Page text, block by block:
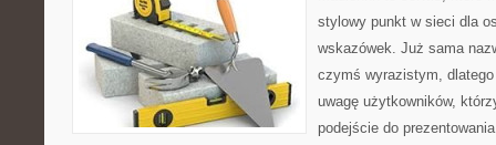
stylowy punkt w sieci dla
wskazówek. Już sama
czymś wyrazistym,
uwagę użytkowników,
podejście do